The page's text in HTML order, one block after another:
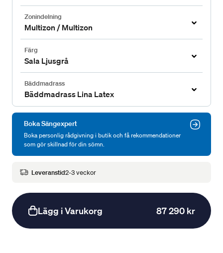
Zonindelning
Multizon / Multizon
Färg
Sala Ljusgrå
Bäddmadrass
Bäddmadrass Lina Latex
Boka Sängexpert
Boka personlig rådgivning i butik och få rekommendationer
som gör skillnad för din sömn.
Leveranstid2-3 veckor
Lägg i Varukorg 87 290 kr